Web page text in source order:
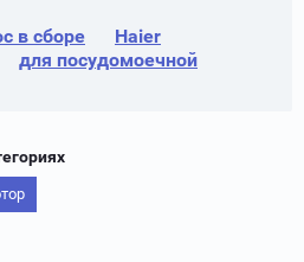
в сборе
Haier
для посудомоечной